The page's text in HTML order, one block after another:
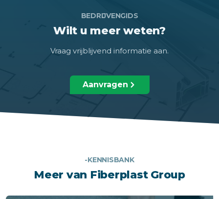
BEDRIJVENGIDS
Wilt u meer weten?
Vraag vrijblijvend informatie aan.
Aanvragen
-KENNISBANK
Meer van Fiberplast Group